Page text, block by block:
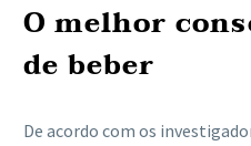
O melhor
de beber
De acordo com os